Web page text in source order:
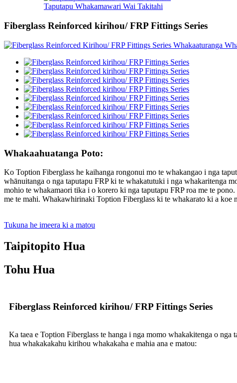
Taputapu Whakamawari Wai Takitahi
Fiberglass Reinforced kirihou/ FRP Fittings Series
Whakaahuatanga Poto:
Ko Toption Fiberglass he kaihanga rongonui mo te whakangao i nga
whānuitanga o nga taputapu FRP ki te whakatutuki i nga whakaritenga
mohio te whakamaori tika i o korero ki nga taputapu FRP roa me te
me te mahi. Whakawhirinaki Toption Fiberglass ki te whakarato ki a koe
Tukuna he imeera ki a matou
Taipitopito Hua
Tohu Hua
Fiberglass Reinforced kirihou/ FRP Fittings Series
Ka taea e Toption Fiberglass te hanga i nga momo whakakitenga o
hua whakakakahu kirihou whakakaha e mahia ana e matou: